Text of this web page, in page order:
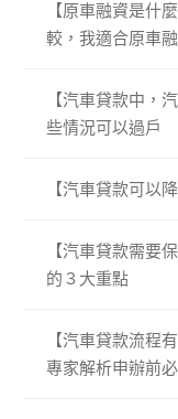
【原車融資是什
較，我適合原車
【汽車貸款中，
些情況可以過戶
【汽車貸款可以
【汽車貸款需要
的３大重點
【汽車貸款流程
專家解析申辦前